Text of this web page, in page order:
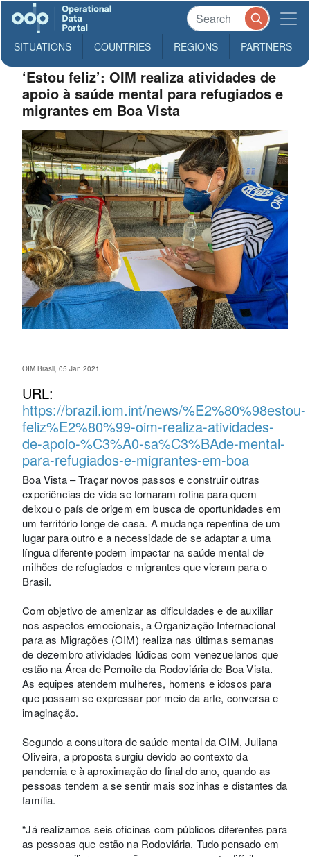
SITUATIONS COUNTRIES REGIONS PARTNERS
‘Estou feliz’: OIM realiza atividades de
apoio à saúde mental para refugiados e
migrantes em Boa Vista
OIM Brasil, 05 Jan 2021
URL:
https://brazil.iom.int/news/%E2%80%98estou-
feliz%E2%80%99-oim-realiza-atividades-
de-apoio-%C3%A0-sa%C3%BAde-mental-
para-refugiados-e-migrantes-em-boa
Boa Vista – Traçar novos passos e construir outras
experiências de vida se tornaram rotina para quem
deixou o país de origem em busca de oportunidades em
um território longe de casa. A mudança repentina de um
lugar para outro e a necessidade de se adaptar a uma
língua diferente podem impactar na saúde mental de
milhões de refugiados e migrantes que vieram para o
Brasil.
Com objetivo de amenizar as dificuldades e de auxiliar
nos aspectos emocionais, a Organização Internacional
para as Migrações (OIM) realiza nas últimas semanas
de dezembro atividades lúdicas com venezuelanos que
estão na Área de Pernoite da Rodoviária de Boa Vista.
As equipes atendem mulheres, homens e idosos para
que possam se expressar por meio da arte, conversa e
imaginação.
Segundo a consultora de saúde mental da OIM, Juliana
Oliveira, a proposta surgiu devido ao contexto da
pandemia e à aproximação do final do ano, quando as
pessoas tendem a se sentir mais sozinhas e distantes da
família.
“Já realizamos seis oficinas com públicos diferentes para
as pessoas que estão na Rodoviária. Tudo pensado em